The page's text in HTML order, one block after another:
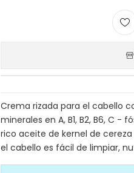
Crema rizada para el cabello
minerales en A, B1, B2, B6, C
rico aceite de kernel de
el cabello es fácil de limpiar,